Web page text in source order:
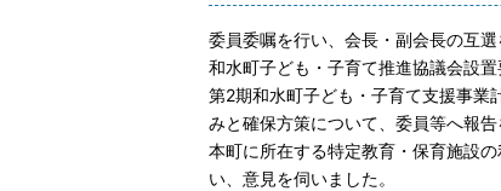
委員委嘱を行い、会長・副会長の互選
和水町子ども・子育て推進協議会設
第2期和水町子ども・子育て支援事業
みと確保方策について、委員等へ報告
本町に所在する特定教育・保育施設
い、意見を伺いました。